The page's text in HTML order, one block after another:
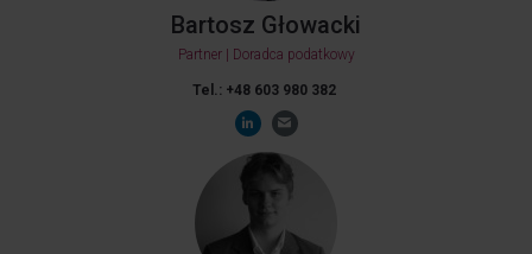
Bartosz Głowacki
Partner | Doradca podatkowy
Tel.: +48 603 980 382